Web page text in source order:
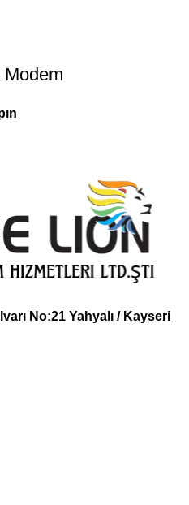
No:21 Yahyalı / Kayseri